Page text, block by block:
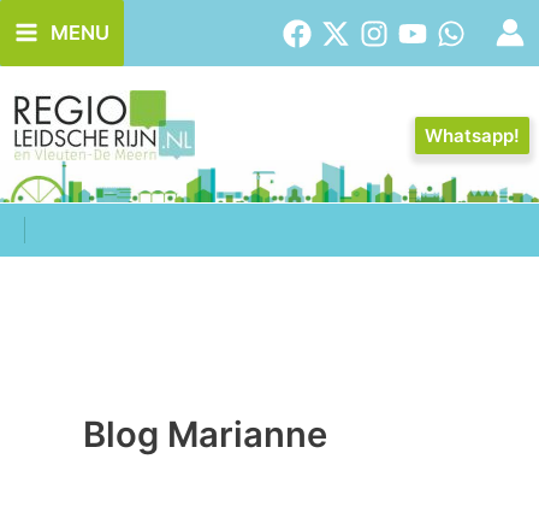
naar
de
inhoud
MENU
Whatsapp!
Blog Marianne